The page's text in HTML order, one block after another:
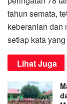
tahun semata,
keberanian dan
setiap kata
Lihat Juga